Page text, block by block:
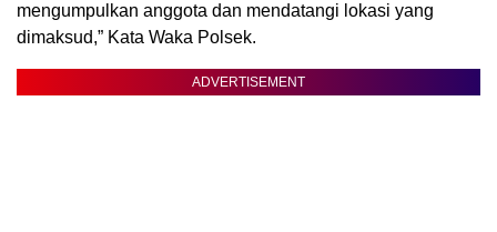
mengumpulkan anggota dan mendatangi lokasi yang
dimaksud,” Kata Waka Polsek.
ADVERTISEMENT